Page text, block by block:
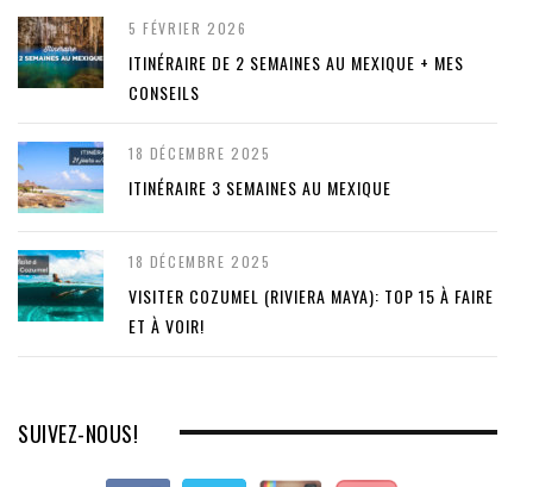
5 FÉVRIER 2026
ITINÉRAIRE DE 2 SEMAINES AU MEXIQUE + MES
CONSEILS
18 DÉCEMBRE 2025
ITINÉRAIRE 3 SEMAINES AU MEXIQUE
18 DÉCEMBRE 2025
VISITER COZUMEL (RIVIERA MAYA): TOP 15 À FAIRE
ET À VOIR!
SUIVEZ-NOUS!